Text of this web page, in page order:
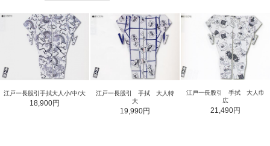
江戸一長股引手拭大人小/中/大
18,900円
江戸一長股引 手拭 大人特
大
19,990円
江戸一長股引 手拭 大人巾
広
21,490円